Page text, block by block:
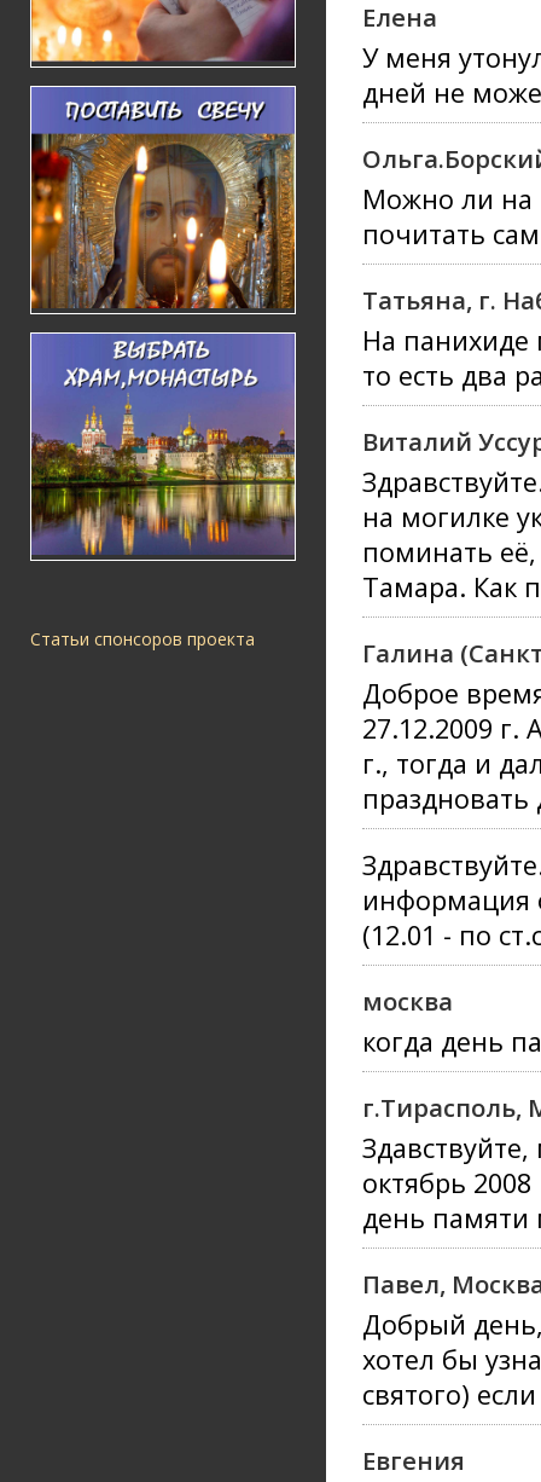
Статьи спонсоров проекта
Елена
У меня
дней не
Можно ли на
почитать
Татьяна, г.
На
то есть два
Виталий
на могилке
поминать
Тамара. Как
Галина
Доброе
27.12.2009
г., тогда и
праздновать
информация
(12.01 - по
москва
когда день
г.Тирасполь,
октябрь
день памяти
Павел,
Добрый
хотел бы
святого)
Евгения